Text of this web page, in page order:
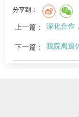
分享到：
上一篇： 深化合作
下一篇： 我院离退